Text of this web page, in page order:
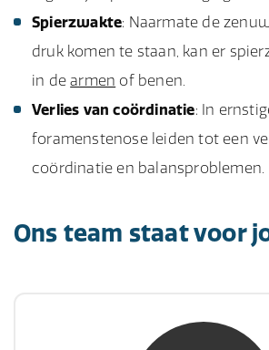
Spierzwakte: Naarmate de
druk komen te staan, kan er
in dearmen of benen.
Verlies van coördinatie: In
foramenstenose leiden tot een
coördinatie en balansproblemen.
Ons team staat voor
mw. mr. S.